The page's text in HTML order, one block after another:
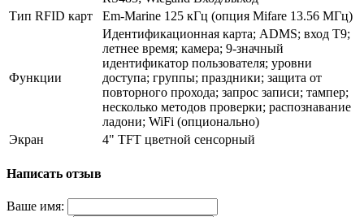
Тип RFID карт
Em-Marine 125 кГц (опция Mifare 13.56 МГц)
Функции
Идентификационная карта; ADMS; вход T9;
летнее время; камера; 9-значный
идентификатор пользователя; уровни
доступа; группы; праздники; защита от
повторного прохода; запрос записи; тампер;
несколько методов проверки; распознавание
ладони; WiFi (опционально)
Экран
4" TFT цветной сенсорный
Написать отзыв
Ваше имя: